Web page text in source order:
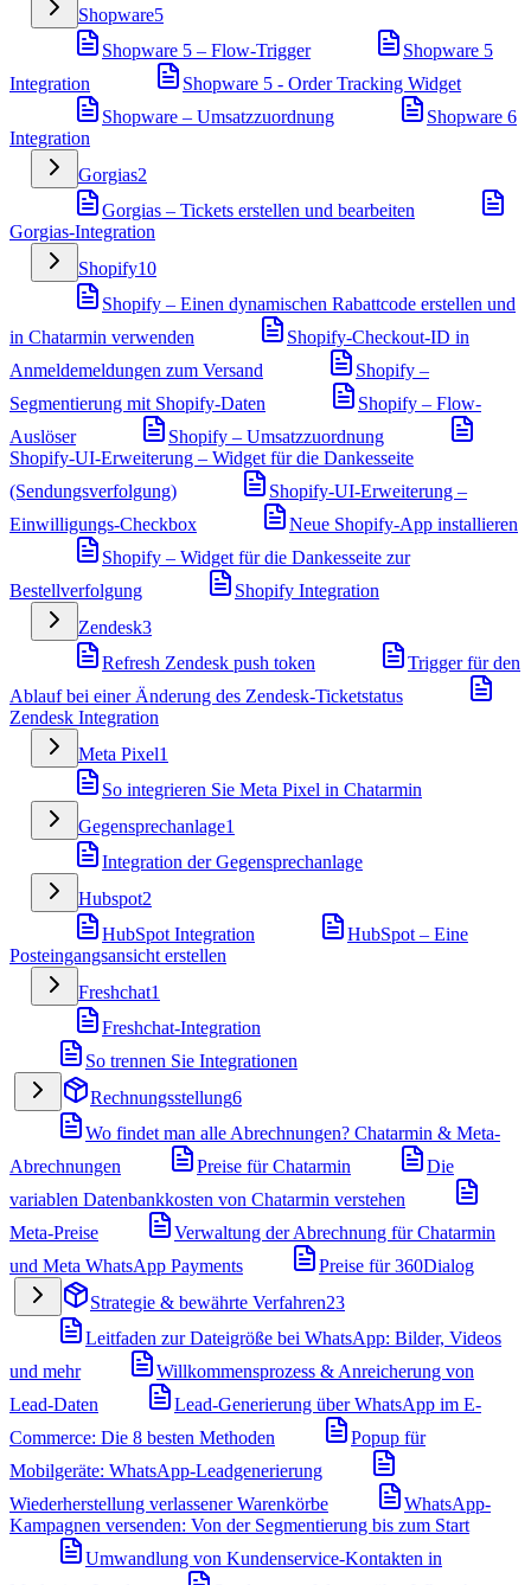
Shopware5
Shopware 5 – Flow-Trigger
Shopware 5
Integration
Shopware 5 - Order Tracking Widget
Shopware – Umsatzzuordnung
Shopware 6
Integration
Gorgias2
Gorgias – Tickets erstellen und bearbeiten
Gorgias-Integration
Shopify10
Shopify – Einen dynamischen Rabattcode erstellen und
in Chatarmin verwenden
Shopify-Checkout-ID in
Anmeldemeldungen zum Versand
Shopify –
Segmentierung mit Shopify-Daten
Shopify – Flow-
Auslöser
Shopify – Umsatzzuordnung
Shopify-UI-Erweiterung – Widget für die Dankesseite
(Sendungsverfolgung)
Shopify-UI-Erweiterung –
Einwilligungs-Checkbox
Neue Shopify-App installieren
Shopify – Widget für die Dankesseite zur
Bestellverfolgung
Shopify Integration
Zendesk3
Refresh Zendesk push token
Trigger für den
Ablauf bei einer Änderung des Zendesk-Ticketstatus
Zendesk Integration
Meta Pixel1
So integrieren Sie Meta Pixel in Chatarmin
Gegensprechanlage1
Integration der Gegensprechanlage
Hubspot2
HubSpot Integration
HubSpot – Eine
Posteingangsansicht erstellen
Freshchat1
Freshchat-Integration
So trennen Sie Integrationen
Rechnungsstellung6
Wo findet man alle Abrechnungen? Chatarmin & Meta-
Abrechnungen
Preise für Chatarmin
Die
variablen Datenbankkosten von Chatarmin verstehen
Meta-Preise
Verwaltung der Abrechnung für Chatarmin
und Meta WhatsApp Payments
Preise für 360Dialog
Strategie & bewährte Verfahren23
Leitfaden zur Dateigröße bei WhatsApp: Bilder, Videos
und mehr
Willkommensprozess & Anreicherung von
Lead-Daten
Lead-Generierung über WhatsApp im E-
Commerce: Die 8 besten Methoden
Popup für
Mobilgeräte: WhatsApp-Leadgenerierung
Wiederherstellung verlassener Warenkörbe
WhatsApp-
Kampagnen versenden: Von der Segmentierung bis zum Start
Umwandlung von Kundenservice-Kontakten in